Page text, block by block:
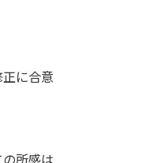
に合意
所感は